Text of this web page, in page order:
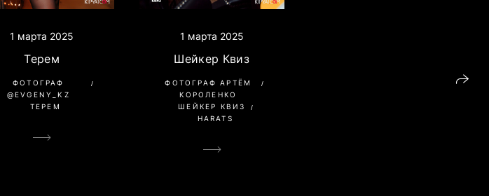
1 марта 2025
Терем
ФОТОГРАФ
@EVGENY_KZ
ТЕРЕМ
1 марта 2025
Шейкер Квиз
ФОТОГРАФ АРТЁМ
КОРОЛЕНКО
ШЕЙКЕР КВИЗ
HARATS